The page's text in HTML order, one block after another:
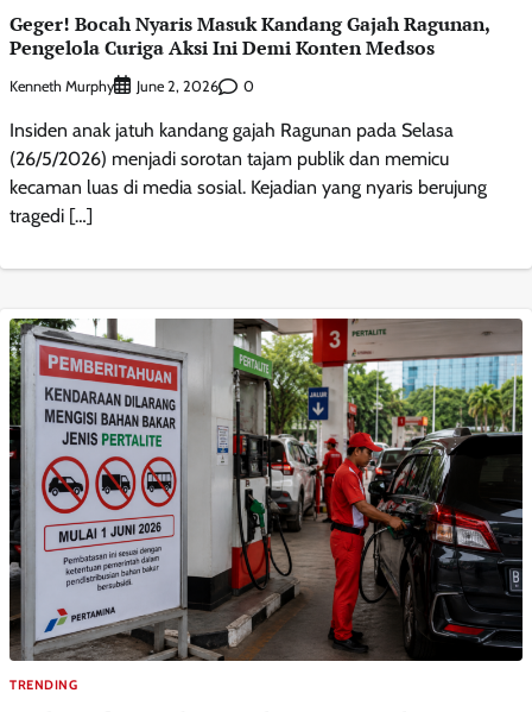
Geger! Bocah Nyaris Masuk Kandang Gajah Ragunan,
Pengelola Curiga Aksi Ini Demi Konten Medsos
Kenneth Murphy June 2, 2026 0
Insiden anak jatuh kandang gajah Ragunan pada Selasa
(26/5/2026) menjadi sorotan tajam publik dan memicu
kecaman luas di media sosial. Kejadian yang nyaris berujung
tragedi […]
TRENDING